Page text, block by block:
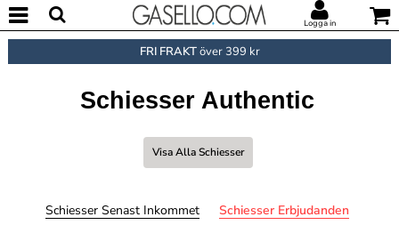
Logga in
FRI FRAKTöver 399 kr
Schiesser Authentic
Visa Alla Schiesser
Schiesser Senast Inkommet Schiesser Erbjudanden